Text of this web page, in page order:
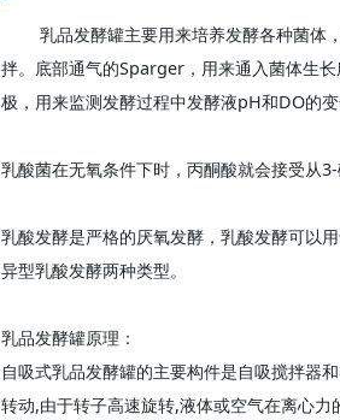
乳品发酵罐主要用来培养发酵各种菌体
拌。底部通气的Sparger，用来通入菌体生
极，用来监测发酵过程中发酵液pH和DO的
乳酸菌在无氧条件下时，丙酮酸就会接受从
乳酸发酵是严格的厌氧发酵，乳酸发酵可以
异型乳酸发酵两种类型。
乳品发酵罐原理：
自吸式乳品发酵罐的主要构件是自吸搅拌器
转动,由于转子高速旋转,液体或空气在离心